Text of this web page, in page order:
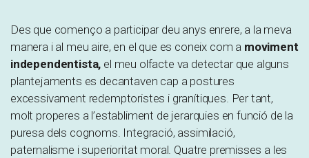
Des que començo a participar deu anys enrere, a la meva
manera i al meu aire, en el que es coneix com a moviment
independentista, el meu olfacte va detectar que alguns
plantejaments es decantaven cap a postures
excessivament redemptoristes i granítiques. Per tant,
molt properes a l’establiment de jerarquies en funció de la
puresa dels cognoms. Integració, assimilació,
paternalisme i superioritat moral. Quatre premisses a les